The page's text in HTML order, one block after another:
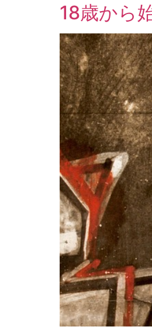
18歳から